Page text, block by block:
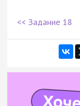
<< Задание 18